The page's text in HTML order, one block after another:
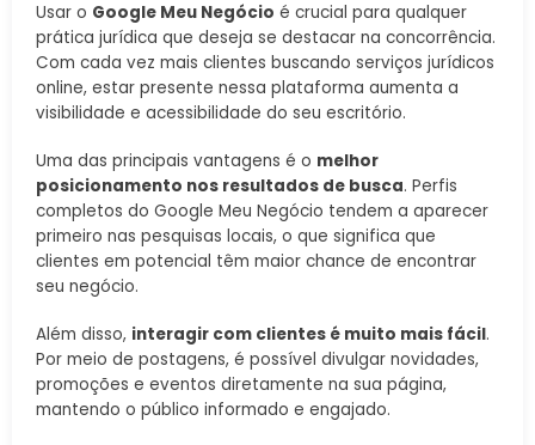
Usar o Google Meu Negócio é crucial para qualquer
prática jurídica que deseja se destacar na concorrência.
Com cada vez mais clientes buscando serviços jurídicos
online, estar presente nessa plataforma aumenta a
visibilidade e acessibilidade do seu escritório.
Uma das principais vantagens é o melhor
posicionamento nos resultados de busca. Perfis
completos do Google Meu Negócio tendem a aparecer
primeiro nas pesquisas locais, o que significa que
clientes em potencial têm maior chance de encontrar
seu negócio.
Além disso, interagir com clientes é muito mais fácil.
Por meio de postagens, é possível divulgar novidades,
promoções e eventos diretamente na sua página,
mantendo o público informado e engajado.